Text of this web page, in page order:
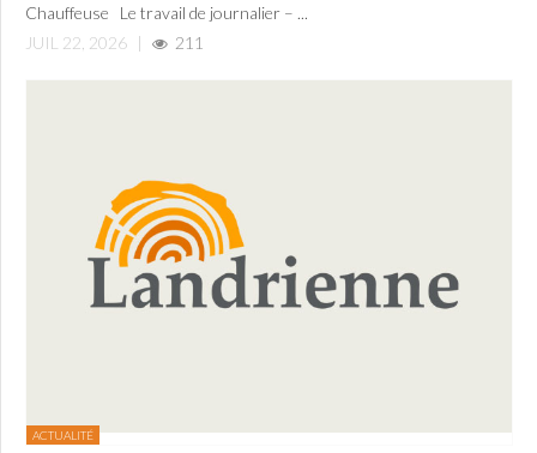
Chauffeuse Le travail de journalier – ...
JUIL 22, 2026 | 211
ACTUALITÉ